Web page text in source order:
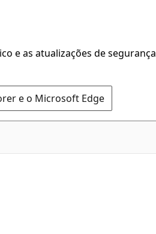
e as atualizações de segurança
e o Microsoft Edge